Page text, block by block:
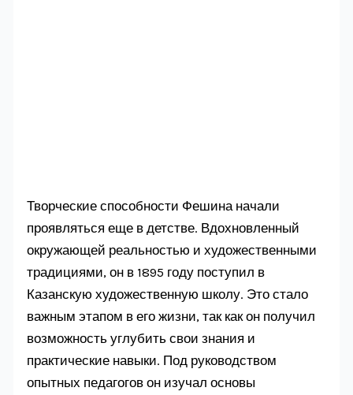
Творческие способности Фешина начали
проявляться еще в детстве. Вдохновленный
окружающей реальностью и художественными
традициями, он в 1895 году поступил в
Казанскую художественную школу. Это стало
важным этапом в его жизни, так как он получил
возможность углубить свои знания и
практические навыки. Под руководством
опытных педагогов он изучал основы